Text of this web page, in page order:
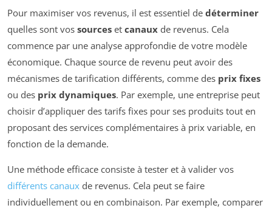
Pour maximiser vos revenus, il est essentiel de déterminer
quelles sont vos sources et canaux de revenus. Cela
commence par une analyse approfondie de votre modèle
économique. Chaque source de revenu peut avoir des
mécanismes de tarification différents, comme des prix fixes
ou des prix dynamiques. Par exemple, une entreprise peut
choisir d’appliquer des tarifs fixes pour ses produits tout en
proposant des services complémentaires à prix variable, en
fonction de la demande.
Une méthode efficace consiste à tester et à valider vos
différents canaux de revenus. Cela peut se faire
individuellement ou en combinaison. Par exemple, comparer